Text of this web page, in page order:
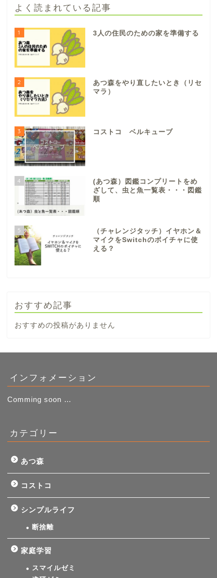
よく読まれている記事
1 3人の住民のための家を準備する
2
あつ森をやり直したいとき（リセ
マラ）
3 コストコ ベルキューブ
4
(あつ森）図鑑コンプリートをめ
ざして、虫と魚一覧表・・・図鑑
順
5
（チャレンジタッチ）イヤホン＆
マイクをSwitchのボイチャに使
える？
おすすめ記事
おすすめの投稿がありません
インフォメーション
Comming soon …
カテゴリー
あつ森
コストコ
シンプルライフ
断捨離
家庭学習
スマイルゼミ